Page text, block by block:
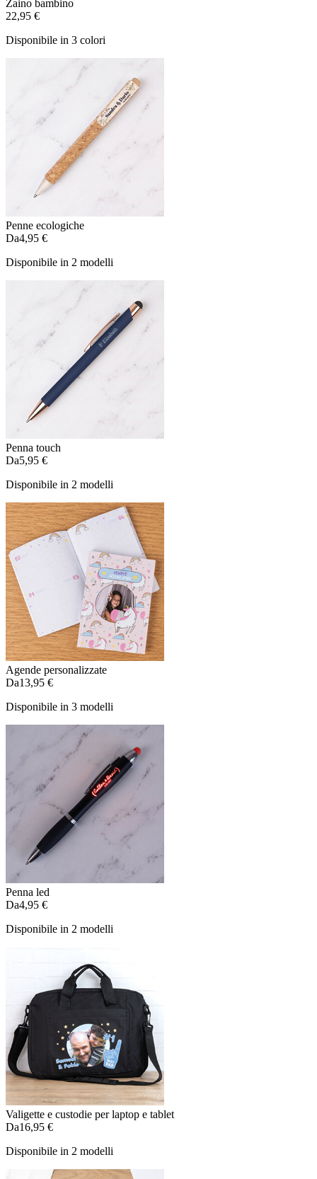
Zaino bambino
22,95 €
Disponibile in 3 colori
Penne ecologiche
Da4,95 €
Disponibile in 2 modelli
Penna touch
Da5,95 €
Disponibile in 2 modelli
Agende personalizzate
Da13,95 €
Disponibile in 3 modelli
Penna led
Da4,95 €
Disponibile in 2 modelli
Valigette e custodie per laptop e tablet
Da16,95 €
Disponibile in 2 modelli